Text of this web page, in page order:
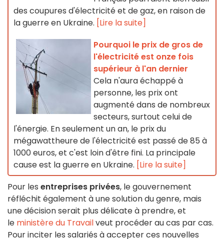
des coupures d'électricité et de gaz, en raison de
la guerre en Ukraine. [Lire la suite]
Pourquoi le prix de gros de
l'électricité est onze fois
supérieur à l'an dernier
Cela n'aura échappé à
personne, les prix ont
augmenté dans de nombreux
secteurs, surtout celui de
l'énergie. En seulement un an, le prix du
mégawattheure de l'électricité est passé de 85 à
1000 euros, et c'est loin d'être fini. La principale
cause est la guerre en Ukraine. [Lire la suite]
Pour les entreprises privées, le gouvernement
réfléchit également à une solution du genre, mais
une décision serait plus délicate à prendre, et
le ministère du Travailveut procéder au cas par cas.
Pour inciter les salariés à accepter ces nouvelles